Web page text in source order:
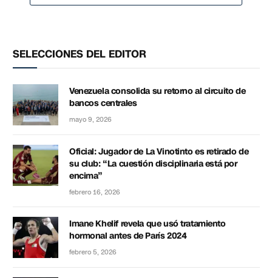
SELECCIONES DEL EDITOR
Venezuela consolida su retorno al circuito de
bancos centrales
mayo 9, 2026
Oficial: Jugador de La Vinotinto es retirado de
su club: “La cuestión disciplinaria está por
encima”
febrero 16, 2026
Imane Khelif revela que usó tratamiento
hormonal antes de París 2024
febrero 5, 2026